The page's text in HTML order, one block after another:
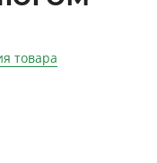
товара